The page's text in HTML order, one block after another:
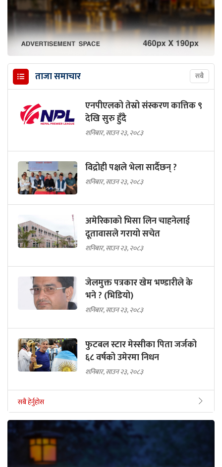
ताजा समाचार सबै
एनपीएलको तेस्रो संस्करण कात्तिक ९
देखि सुरु हुँदै
शनिबार, साउन २३, २०८३
विद्रोही पक्षले भेला सार्दैछन् ?
शनिबार, साउन २३, २०८३
अमेरिकाको भिसा लिन चाहनेलाई
दूतावासले गरायो सचेत
शनिबार, साउन २३, २०८३
जेलमुक्त पत्रकार खेम भण्डारीले के
भने ? (भिडियो)
शनिबार, साउन २३, २०८३
फुटबल स्टार मेस्सीका पिता जर्जको
६८ वर्षको उमेरमा निधन
शनिबार, साउन २३, २०८३
सबै हेर्नुहोस